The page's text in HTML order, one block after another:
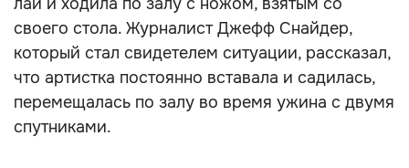
своего стола. Журналист Джефф Снайдер,
который стал свидетелем ситуации, рассказал,
что артистка постоянно вставала и садилась,
перемещалась по залу во время ужина с двумя
спутниками.